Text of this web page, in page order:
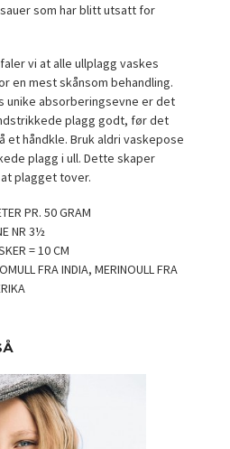
som har blitt utsatt for
vi at alle ullplagg vaskes
en mest skånsom behandling.
unike absorberingsevne er det
plagg godt, før det
håndkle. Bruk aldri vaskepose
plagg i ull. Dette skaper
plagget tover.
PR. 50 GRAM
NR 3½
= 10 CM
FRA INDIA, MERINOULL FRA